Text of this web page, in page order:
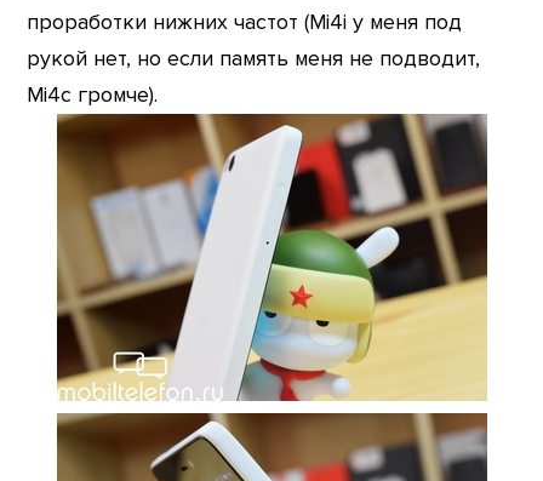
проработки нижних частот (Mi4i у меня под
рукой нет, но если память меня не подводит,
Mi4c громче).